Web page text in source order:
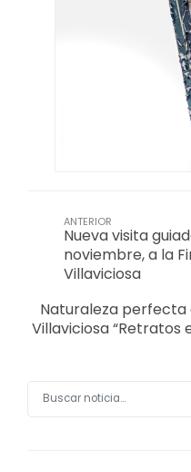
ANTERIOR
Nueva visita
noviembre, a la
Villaviciosa
Naturaleza
Villaviciosa “Retratos